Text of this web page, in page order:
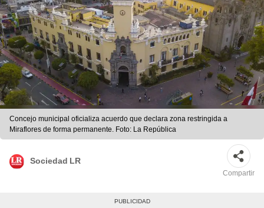
Concejo municipal oficializa acuerdo que declara zona restringida a
Miraflores de forma permanente. Foto: La República
Sociedad LR
Compartir